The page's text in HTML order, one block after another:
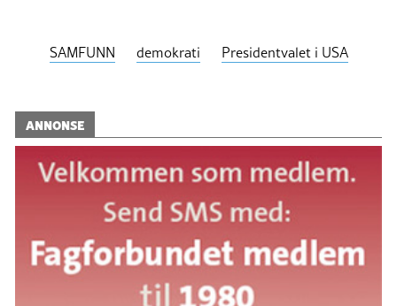
SAMFUNN demokrati Presidentvalet i USA
ANNONSE